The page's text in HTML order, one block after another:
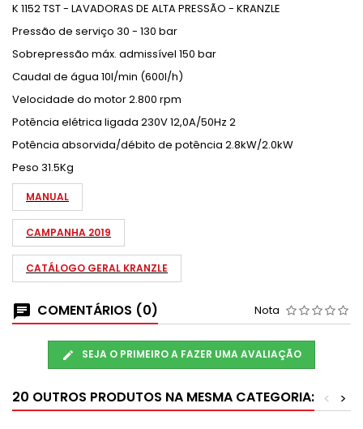
K 1152 TST - LAVADORAS DE ALTA PRESSÃO - KRANZLE
Pressão de serviço 30 - 130 bar
Sobrepressão máx. admissível 150 bar
Caudal de água 10l/min (600l/h)
Velocidade do motor 2.800 rpm
Potência elétrica ligada 230V 12,0A/50Hz 2
Potência absorvida/débito de potência 2.8kW/2.0kW
Peso 31.5Kg
MANUAL
CAMPANHA 2019
CATÁLOGO GERAL KRANZLE
COMENTÁRIOS (0) Nota
SEJA O PRIMEIRO A FAZER UMA AVALIAÇÃO
20 OUTROS PRODUTOS NA MESMA CATEGORIA: >
<